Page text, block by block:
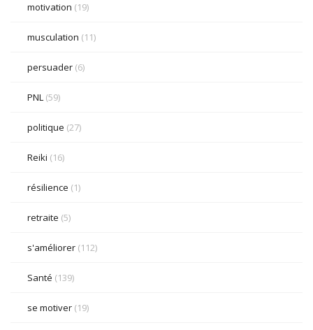
motivation (19)
musculation (11)
persuader (6)
PNL (59)
politique (27)
Reiki (16)
résilience (1)
retraite (5)
s'améliorer (112)
Santé (139)
se motiver (19)